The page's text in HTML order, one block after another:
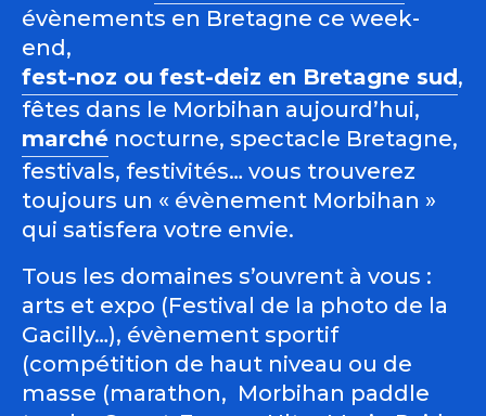
évènements en Bretagne ce week-
end,
fest-noz ou fest-deiz en Bretagne sud,
fêtes dans le Morbihan aujourd’hui,
marché nocturne, spectacle Bretagne,
festivals, festivités… vous trouverez
toujours un « évènement Morbihan »
qui satisfera votre envie.
Tous les domaines s’ouvrent à vous :
arts et expo (Festival de la photo de la
Gacilly…), évènement sportif
(compétition de haut niveau ou de
masse (marathon, Morbihan paddle